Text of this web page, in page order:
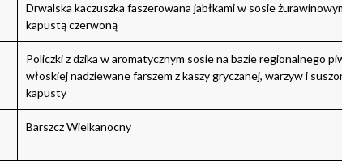
Drwalska kaczuszka faszerowana jabłkami w sosie
kapustą czerwoną
Policzki z dzika w aromatycznym sosie na bazie regionalnego
włoskiej nadziewane farszem z kaszy gryczanej, warzyw i
kapusty
Barszcz Wielkanocny